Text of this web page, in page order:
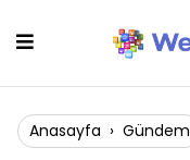
Anasayfa › Gündem